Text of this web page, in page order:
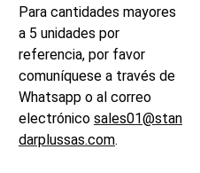
Para cantidades mayores
a 5 unidades por
referencia, por favor
comuníquese a través de
Whatsapp o al correo
electrónico sales01@stan
darplussas.com.